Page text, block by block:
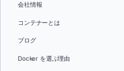
会社情報
コンテナーとは
ブログ
Docker を選ぶ理由